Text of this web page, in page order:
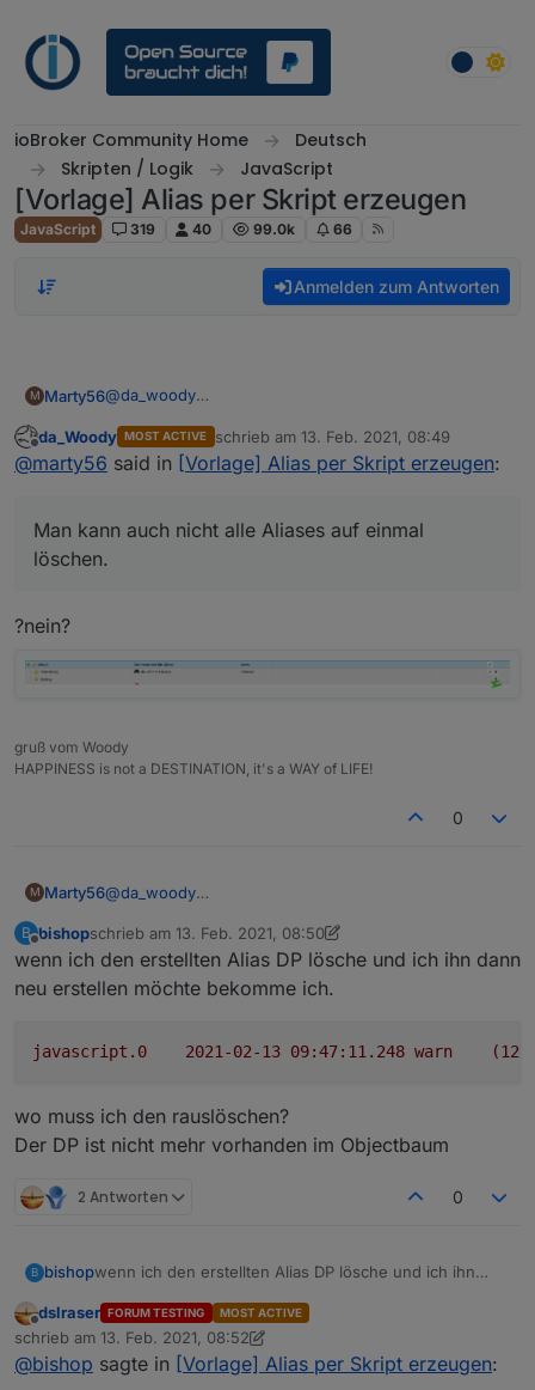
ioBroker Community Home
Deutsch
Skripten / Logik
JavaScript
[Vorlage] Alias per Skript erzeugen
JavaScript 319 40 99.0k 66
Anmelden zum Antworten
M Marty56@da_woody
deshalb ja meine Anfrage :-(
Aber ja, es gibt durchaus Problemstellungen, wo ich
alle neuanlegen will.
Offline
da_Woody MOST ACTIVE schrieb am 13. Feb. 2021, 08:49
zuletzt editiert von
@marty56 said in [Vorlage] Alias per Skript erzeugen:
Man kann auch nicht alle Aliases auf einmal
löschen.
?nein?
gruß vom Woody
HAPPINESS is not a DESTINATION, it's a WAY of LIFE!
0
M Marty56@da_woody
deshalb ja meine Anfrage :-(
Aber ja, es gibt durchaus Problemstellungen, wo ich
alle neuanlegen will.
Man kann auch nicht alle Aliases auf einmal löschen.
B
Offline
bishopschrieb am 13. Feb. 2021, 08:50
zuletzt editiert von bishop
wenn ich den erstellten Alias DP lösche und ich ihn dann
neu erstellen möchte bekomme ich.
javascript.0 warn
wo muss ich den rauslöschen?
Der DP ist nicht mehr vorhanden im Objectbaum
2 Antworten 0
B bishopwenn ich den erstellten Alias DP lösche und ich ihn
wo muss ich den rauslöschen?
Offline
dslraser FORUM TESTING MOST ACTIVE
schrieb am 13. Feb. 2021, 08:52
zuletzt editiert von dslraser
@bishop sagte in [Vorlage] Alias per Skript erzeugen: